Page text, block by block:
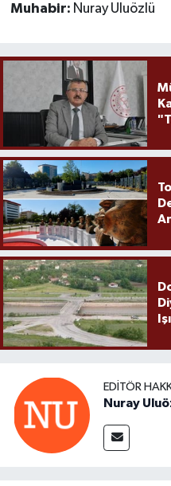
Muhabir: Nuray Uluözlü
EDITÖR
Nuray